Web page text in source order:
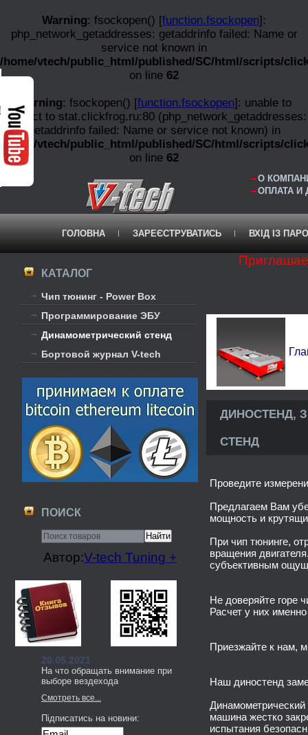
Warning: fsockopen() [function.fsockopen]:
php_network_getaddresses: getaddrinfo failed: Name or
service not known in
/home/vtech/public_html/published/SC/html/scripts/
on line 62
Warning: fsockopen() [function.fsockopen]: unable to
connect to stat.clickfrog.ru:80 (php_network_getaddresses:
getaddrinfo failed: Name or service not known) in
/home/vtech/public_html/published/SC/html/scripts/
on line 62
О
ОПЛАТА И
ГОЛОВНА ЗАРЕЄСТРУВАТИСЬ ВХІД ІЗ
КАТАЛОГ
Чип тюнинг - Power Box
Программирование ЭБУ
Динамометрический стенд
Бортовой журнал V-tech
ПОИСК
Автор:V-tech Tuning +
20.05.2021
На что обращать внимание при
выборе вездехода
Смотреть все...
Підписатись на новини:
ДИНОСТЕНД,
СТЕНД
Проведите
Предлагаем Вам
мощность и
При чип тюнинге,
вращения
субъективным
Не доверяйте горе
Расчет у них
Приезжайте к нам,
Наш диностенд
машина жестко
испытания